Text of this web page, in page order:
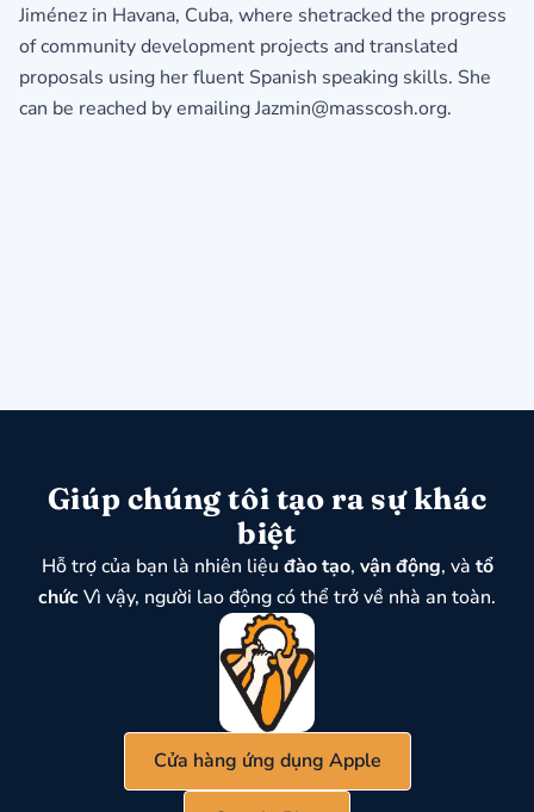
Jiménez in Havana, Cuba, where shetracked the progress
of community development projects and translated
proposals using her fluent Spanish speaking skills. She
can be reached by emailing Jazmin@masscosh.org.
Giúp chúng tôi tạo ra sự khác
biệt
Hỗ trợ của bạn là nhiên liệu đào tạo, vận động, và tổ
chứcVì vậy, người lao động có thể trở về nhà an toàn.
Cửa hàng ứng dụng Apple